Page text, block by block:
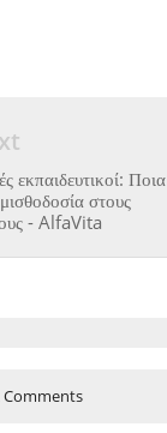
εκπαιδευτικοί: Ποια
στους
- AlfaVita
Comments